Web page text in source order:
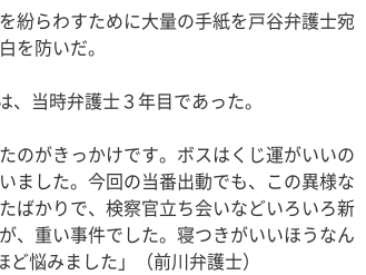
紛らわすために大量の手紙を戸谷弁護士宛
を防いだ。
当時弁護士３年目であった。
のがきっかけです。ボスはくじ運がいいの
ました。今回の当番出動でも、この異様な
ばかりで、検察官立ち会いなどいろいろ新
、重い事件でした。寝つきがいいほうなん
悩みました」（前川弁護士）